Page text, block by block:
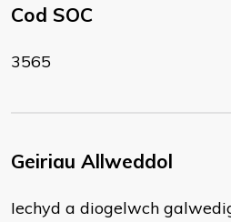
Cod SOC
3565
Geiriau Allweddol
Iechyd a diogelwch